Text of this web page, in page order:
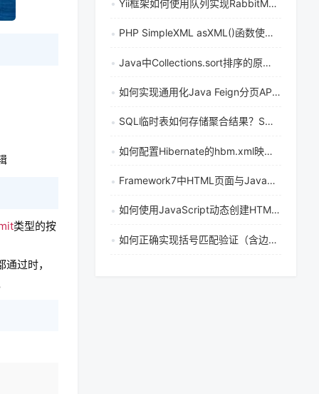
类型的按
过时，
Yii框架如何使用队列实现RabbitMQ消息驱动
PHP SimpleXML asXML()函数使用教程：语法、参数、返回值与实例详解
Java中Collections.sort排序的原理与示例是什么
如何实现通用化Java Feign分页API调用？基于函数式接口的参数绑定与数据抽取方案
SQL临时表如何存储聚合结果？SQL临时表存储聚合数据的方法有哪些
如何配置Hibernate的hbm.xml映射文件
Framework7中HTML页面与JavaScript文件如何链接并处理事件？
如何使用JavaScript动态创建HTML表格并填充数组数据
如何正确实现括号匹配验证（含边界条件修复）